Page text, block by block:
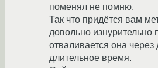
поменял не помню.
Так что придётся вам
довольно изнурительно
отваливается она через
длительное время.